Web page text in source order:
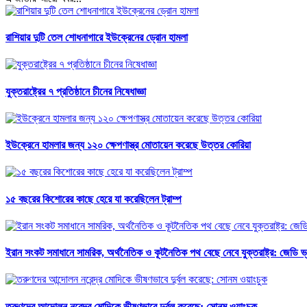
রাশিয়ার দুটি তেল শোধনাগারে ইউক্রেনের ড্রোন হামলা
যুক্তরাষ্ট্রের ৭ প্রতিষ্ঠানে চীনের নিষেধাজ্ঞা
ইউক্রেনে হামলার জন্য ১২০ ক্ষেপণাস্ত্র মোতায়েন করেছে উত্তর কোরিয়া
১৫ বছরের কিশোরের কাছে হেরে যা করেছিলেন ট্রাম্প
ইরান সংকট সমাধানে সামরিক, অর্থনৈতিক ও কূটনৈতিক পথ বেছে নেবে যুক্তরাষ্ট্র: জেডি